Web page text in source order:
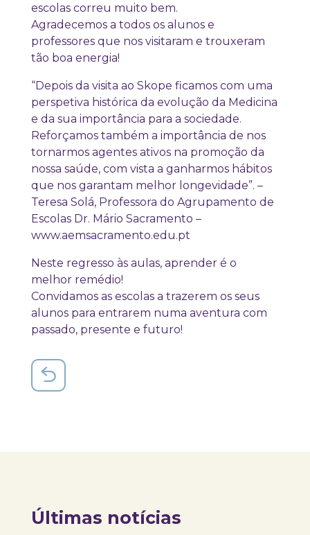
escolas correu muito bem.
Agradecemos a todos os alunos e
professores que nos visitaram e trouxeram
tão boa energia!
“Depois da visita ao Skope ficamos com uma
perspetiva histórica da evolução da Medicina
e da sua importância para a sociedade.
Reforçamos também a importância de nos
tornarmos agentes ativos na promoção da
nossa saúde, com vista a ganharmos hábitos
que nos garantam melhor longevidade”. –
Teresa Solá, Professora do Agrupamento de
Escolas Dr. Mário Sacramento –
www.aemsacramento.edu.pt
Neste regresso às aulas, aprender é o
melhor remédio!
Convidamos as escolas a trazerem os seus
alunos para entrarem numa aventura com
passado, presente e futuro!
Últimas notícias